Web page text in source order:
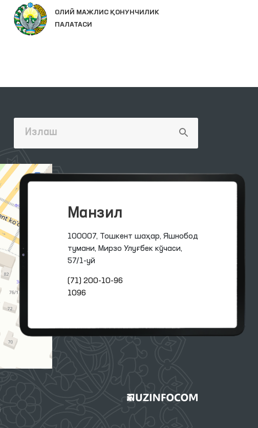
ОЛИЙ МАЖЛИС ҚОНУНЧИЛИК
ПАЛАТАСИ
Манзил
100007, Тошкент шаҳар, Яшнобод
тумани, Мирзо Улуғбек кўчаси,
57/1-уй
(71) 200-10-96
1096